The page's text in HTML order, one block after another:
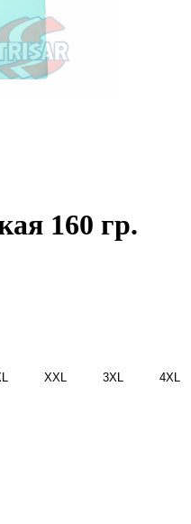
160 гр.
XXL 3XL 4XL